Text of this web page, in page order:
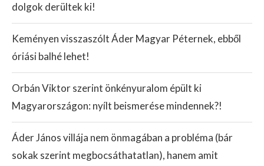
dolgok derültek ki!
Keményen visszaszólt Áder Magyar Péternek, ebből
óriási balhé lehet!
Orbán Viktor szerint önkényuralom épült ki
Magyarországon: nyílt beismerése mindennek?!
Áder János villája nem önmagában a probléma (bár
sokak szerint megbocsáthatatlan), hanem amit